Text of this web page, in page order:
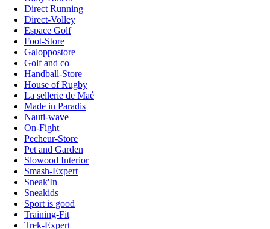
Direct Running
Direct-Volley
Espace Golf
Foot-Store
Galoppostore
Golf and co
Handball-Store
House of Rugby
La sellerie de Maé
Made in Paradis
Nauti-wave
On-Fight
Pecheur-Store
Pet and Garden
Slowood Interior
Smash-Expert
Sneak'In
Sneakids
Sport is good
Training-Fit
Trek-Expert